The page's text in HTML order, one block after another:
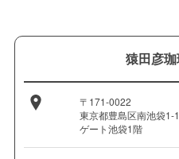
猿田彦
〒171-0022
東京都豊島区南池袋1-
ゲート池袋1階